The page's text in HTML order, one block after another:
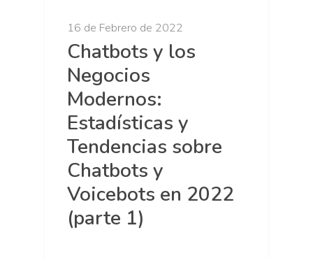
16 de Febrero de 2022
Chatbots y los
Negocios
Modernos:
Estadísticas y
Tendencias sobre
Chatbots y
Voicebots en 2022
(parte 1)